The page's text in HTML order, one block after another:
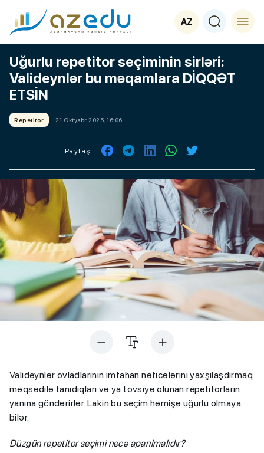
AZ
Uğurlu repetitor seçiminin sirləri:
Valideynlər bu məqamlara DİQQƏT
ETSİN
Repetitor 21 Oktyabr 2025, 16:06
Paylaş:
Valideynlər övladlarının imtahan nəticələrini yaxşılaşdırmaq
məqsədilə tanıdıqları və ya tövsiyə olunan repetitorların
yanına göndərirlər. Lakin bu seçim həmişə uğurlu olmaya
bilər.
Düzgün repetitor seçimi necə aparılmalıdır?